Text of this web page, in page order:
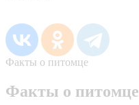
Факты о питомце
Факты о питомце